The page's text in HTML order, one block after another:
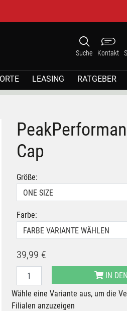
Suche Kontakt
LEASING RATGEBER
Cap
Größe:
ONE SIZE
Farbe:
FARBE VARIANTE WÄHLEN
39,99 €
IN
Wähle eine Variante aus, um die
Filialen anzuzeigen